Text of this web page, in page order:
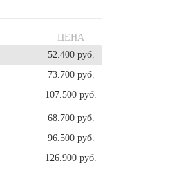
ЦЕНА
52.400 руб.
73.700 руб.
107.500 руб.
68.700 руб.
96.500 руб.
126.900 руб.